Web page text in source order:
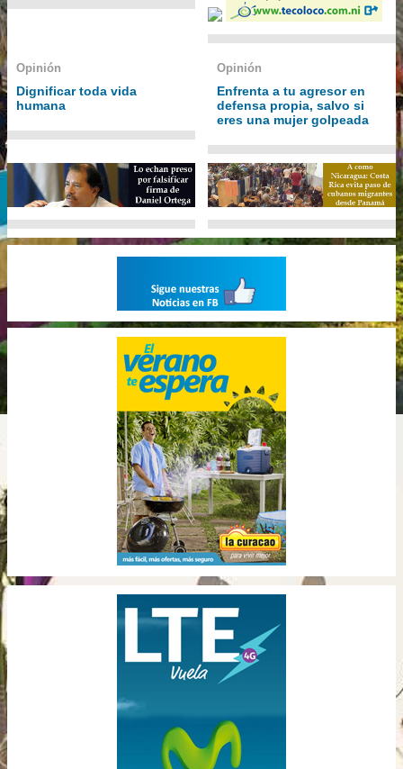
Opinión
Dignificar toda vida
humana
Opinión
Enfrenta a tu agresor en
defensa propia, salvo si
eres una mujer golpeada